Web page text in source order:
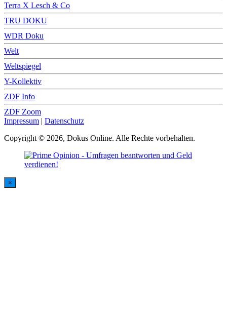
Terra X Lesch & Co
TRU DOKU
WDR Doku
Welt
Weltspiegel
Y-Kollektiv
ZDF Info
ZDF Zoom
Impressum | Datenschutz
Copyright © 2026, Dokus Online. Alle Rechte vorbehalten.
×